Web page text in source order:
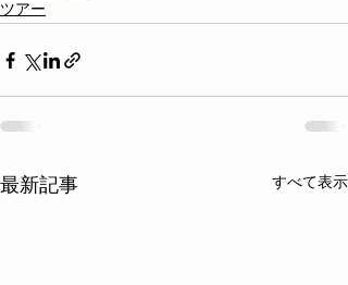
ツアー
最新記事 すべて表示